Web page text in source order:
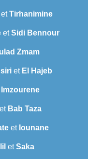
etTirhanimine
etSidi Bennour
Zmam
et El Hajeb
Imzourene
et Bab Taza
et Iounane
etSaka